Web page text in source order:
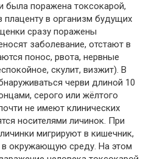
была поражена токсокарой,
плаценту в организм будущих
сразу поражены
заболевание, отстают в
понос, рвота, нервные
скулит, визжит). В
черви длиной 10
серого или жёлтого
не имеют клинических
носителями личинок. При
мигрируют в кишечник,
окружающую среду. На этом